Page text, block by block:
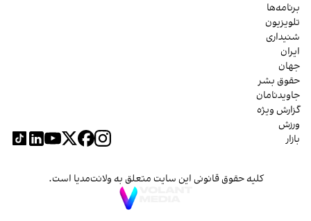
برنامه‌ها
تلویزیون
شنیداری
ایران
جهان
حقوق بشر
جاویدنامان
گزارش ویژه
ورزش
بازار
کلیه حقوق قانونی این سایت متعلق به ولانت‌مدیا است.